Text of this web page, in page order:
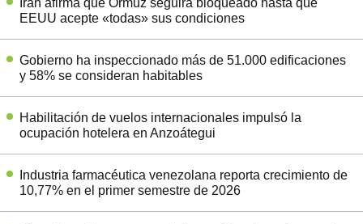
Irán afirma que Ormuz seguirá bloqueado hasta que
EEUU acepte «todas» sus condiciones
Gobierno ha inspeccionado más de 51.000 edificaciones
y 58% se consideran habitables
Habilitación de vuelos internacionales impulsó la
ocupación hotelera en Anzoátegui
Industria farmacéutica venezolana reporta crecimiento de
10,77% en el primer semestre de 2026